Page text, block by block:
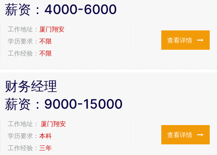
薪资： 4000-6000
工作地址： 厦门翔安
学历要求： 不限
工作经验： 不限
查看详情
财务经理
薪资： 9000-15000
工作地址：
厦门翔安
学历要求： 本科
工作经验： 三年
查看详情